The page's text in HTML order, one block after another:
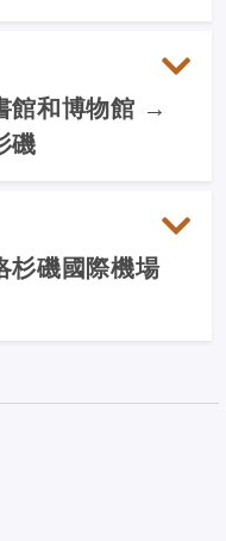
館和博物館 →
磯
磯國際機場